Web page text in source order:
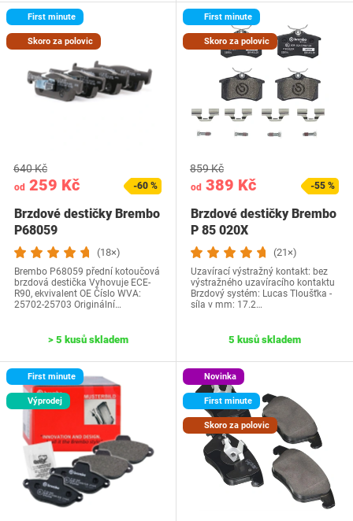
First minute
Skoro za polovic
od 259 Kč
640 Kč
-60 %
Brzdové destičky Brembo
P68059
(18×)
Brembo P68059 přední kotoučová
brzdová destička Vyhovuje ECE-
R90, ekvivalent OE Číslo WVA:
25702-25703 Originální…
> 5 kusů skladem
First minute
Skoro za polovic
od 389 Kč
859 Kč
-55 %
Brzdové destičky Brembo
P 85 020X
(21×)
Uzavírací výstražný kontakt: bez
výstražného uzavíracího kontaktu
Brzdový systém: Lucas Tloušťka -
síla v mm: 17.2…
5 kusů skladem
First minute
Výprodej
Novinka
First minute
Skoro za polovic